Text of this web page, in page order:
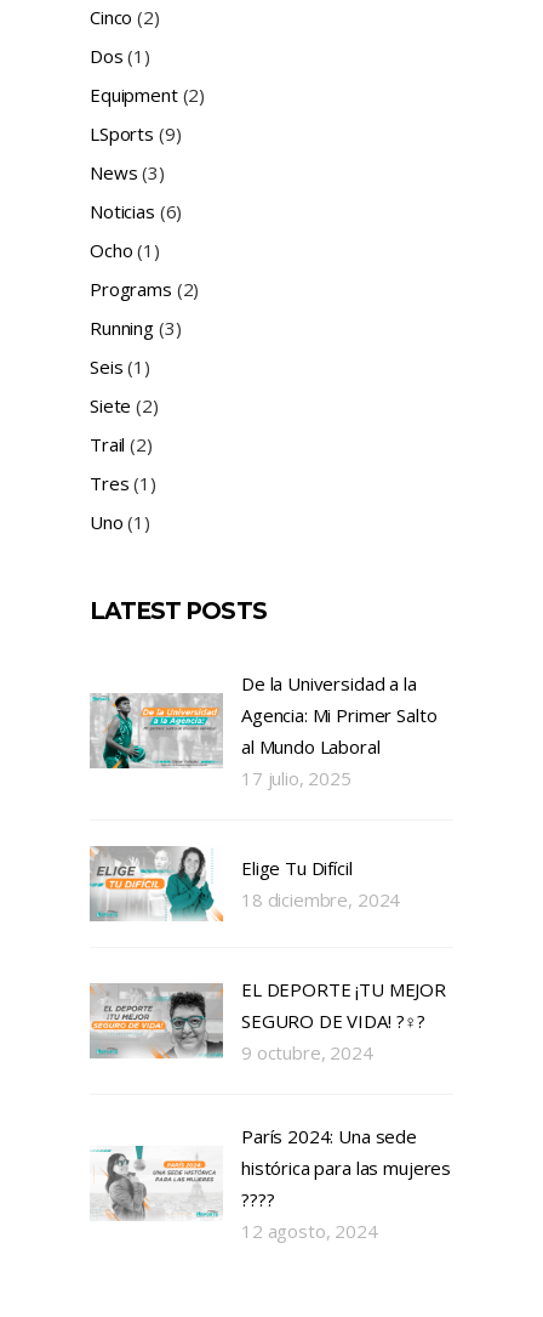
Cinco (2)
Dos (1)
Equipment(2)
LSports (9)
News (3)
Noticias (6)
Ocho (1)
Programs (2)
Running(3)
Seis (1)
Siete (2)
Trail (2)
Tres (1)
Uno (1)
LATEST POSTS
De la Universidad a la
Agencia: Mi Primer Salto
al Mundo Laboral
17 julio, 2025
Elige Tu Difícil
18 diciembre, 2024
EL DEPORTE ¡TU MEJOR
SEGURO DE VIDA! ?‍♀️?
9 octubre, 2024
París 2024: Una sede
histórica para las mujeres
????
12 agosto, 2024